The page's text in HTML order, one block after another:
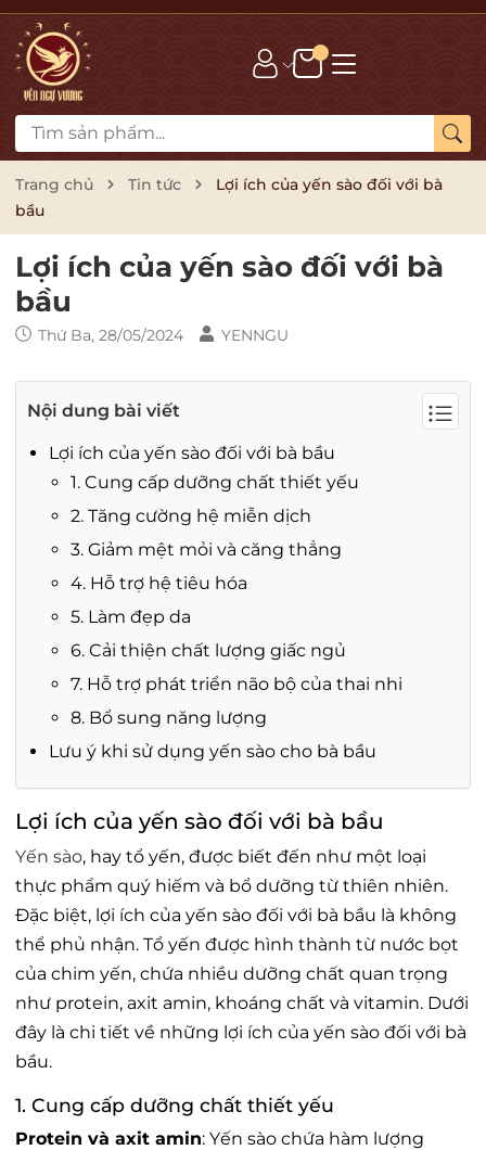
Trang chủ Tin tức
Lợi ích của yến sào đối với bà
bầu
Lợi ích của yến sào đối với bà
bầu
Thứ Ba, 28/05/2024 YENNGU
Nội dung bài viết
Lợi ích của yến sào đối với bà bầu
1. Cung cấp dưỡng chất thiết yếu
2. Tăng cường hệ miễn dịch
3. Giảm mệt mỏi và căng thẳng
4. Hỗ trợ hệ tiêu hóa
5. Làm đẹp da
6. Cải thiện chất lượng giấc ngủ
7. Hỗ trợ phát triển não bộ của thai nhi
8. Bổ sung năng lượng
Lưu ý khi sử dụng yến sào cho bà bầu
Lợi ích của yến sào đối với bà bầu
Yến sào, hay tổ yến, được biết đến như một loại
thực phẩm quý hiếm và bổ dưỡng từ thiên nhiên.
Đặc biệt, lợi ích của yến sào đối với bà bầu là không
thể phủ nhận. Tổ yến được hình thành từ nước bọt
của chim yến, chứa nhiều dưỡng chất quan trọng
như protein, axit amin, khoáng chất và vitamin. Dưới
đây là chi tiết về những lợi ích của yến sào đối với bà
bầu.
1. Cung cấp dưỡng chất thiết yếu
Protein và axit amin: Yến sào chứa hàm lượng